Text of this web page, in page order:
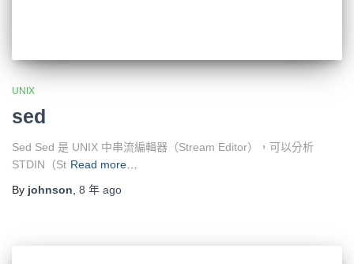
UNIX
sed
Sed Sed 是 UNIX 中串流編輯器（Stream Editor），可以分析
STDIN（St Read more…
By johnson, 8 年 ago